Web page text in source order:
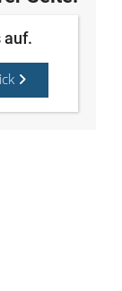
auf.